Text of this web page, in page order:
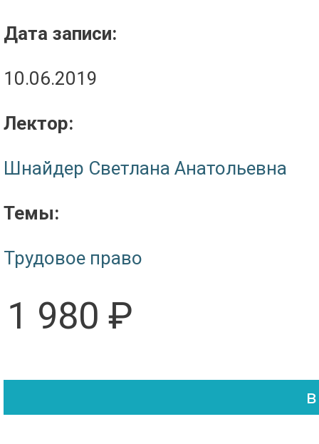
Дата записи:
10.06.2019
Лектор:
Шнайдер Светлана Анатольевна
Темы:
Трудовое право
1 980 ₽